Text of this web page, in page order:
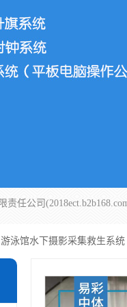
游泳馆水下摄影采集救生系统